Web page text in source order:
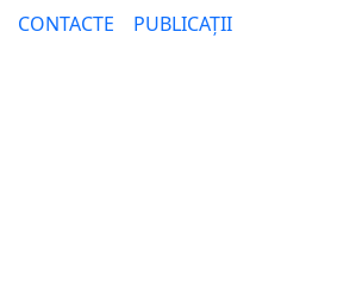
CONTACTE PUBLICAȚII